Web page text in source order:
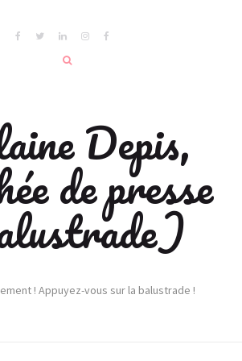
Depis,
de presse
! Appuyez-vous sur la balustrade !